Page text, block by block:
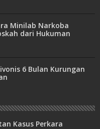
Minilab Narkoba
dari Hukuman
6 Bulan Kurungan
Kasus Perkara